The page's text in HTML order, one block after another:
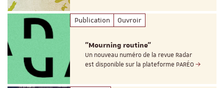
Publication Ouvroir
"Mourning routine"
Un nouveau numéro de la revue Radar
est disponible sur la plateforme PARÉO